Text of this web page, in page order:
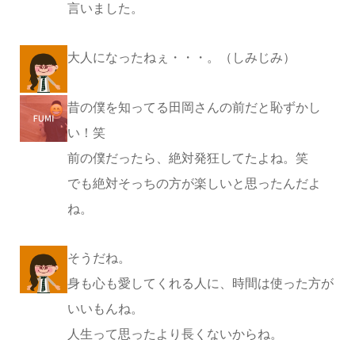
言いました。
大人になったねぇ・・・。（しみじみ）
昔の僕を知ってる田岡さんの前だと恥ずかし
い！笑
前の僕だったら、絶対発狂してたよね。笑
でも絶対そっちの方が楽しいと思ったんだよ
ね。
そうだね。
身も心も愛してくれる人に、時間は使った方が
いいもんね。
人生って思ったより長くないからね。